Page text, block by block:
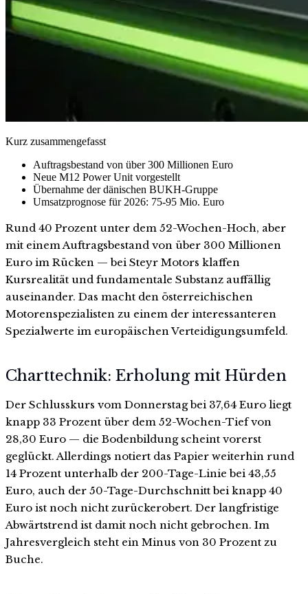
Kurz zusammengefasst
Auftragsbestand von über 300 Millionen Euro
Neue M12 Power Unit vorgestellt
Übernahme der dänischen BUKH-Gruppe
Umsatzprognose für 2026: 75-95 Mio. Euro
Rund 40 Prozent unter dem 52-Wochen-Hoch, aber
mit einem Auftragsbestand von über 300 Millionen
Euro im Rücken — bei Steyr Motors klaffen
Kursrealität und fundamentale Substanz auffällig
auseinander. Das macht den österreichischen
Motorenspezialisten zu einem der interessanteren
Spezialwerte im europäischen Verteidigungsumfeld.
Charttechnik: Erholung mit Hürden
Der Schlusskurs vom Donnerstag bei 37,64 Euro liegt
knapp 33 Prozent über dem 52-Wochen-Tief von
28,30 Euro — die Bodenbildung scheint vorerst
geglückt. Allerdings notiert das Papier weiterhin rund
14 Prozent unterhalb der 200-Tage-Linie bei 43,55
Euro, auch der 50-Tage-Durchschnitt bei knapp 40
Euro ist noch nicht zurückerobert. Der langfristige
Abwärtstrend ist damit noch nicht gebrochen. Im
Jahresvergleich steht ein Minus von 30 Prozent zu
Buche.